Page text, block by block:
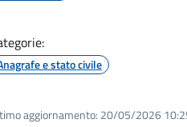
e stato civile
aggiornamento: 20/05/2026